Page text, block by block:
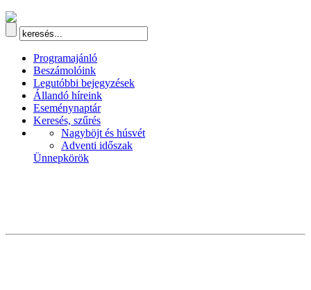
Programajánló
Beszámolóink
Legutóbbi bejegyzések
Állandó híreink
Eseménynaptár
Keresés, szűrés
Nagyböjt és húsvét
Adventi időszak
Ünnepkörök